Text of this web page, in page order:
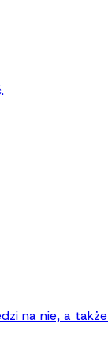
na nie, a